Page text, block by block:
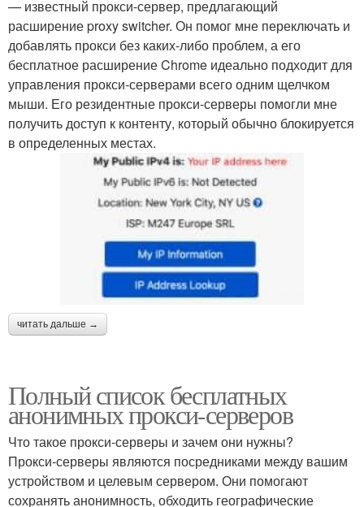
— известный прокси-сервер, предлагающий
расширение proxy switcher. Он помог мне переключать и
добавлять прокси без каких-либо проблем, а его
бесплатное расширение Chrome идеально подходит для
управления прокси-серверами всего одним щелчком
мыши. Его резидентные прокси-серверы помогли мне
получить доступ к контенту, который обычно блокируется
в определенных местах.
читать дальше →
Полный список бесплатных
анонимных прокси-серверов
Что такое прокси-серверы и зачем они нужны?
Прокси-серверы являются посредниками между вашим
устройством и целевым сервером. Они помогают
сохранять анонимность, обходить географические